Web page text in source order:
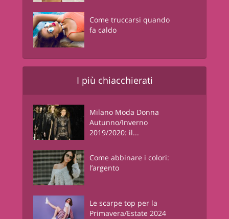
Come truccarsi quando
fa caldo
I più chiacchierati
Milano Moda Donna
Autunno/Inverno
2019/2020: il...
Come abbinare i colori:
l’argento
Le scarpe top per la
Primavera/Estate 2024